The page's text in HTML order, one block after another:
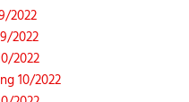
2022
2022
2022
10/2022